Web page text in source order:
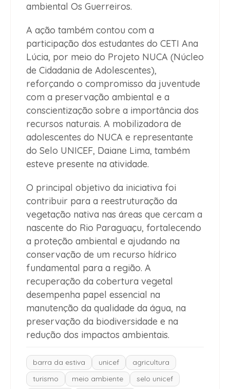
ambiental Os Guerreiros.
A ação também contou com a
participação dos estudantes do CETI Ana
Lúcia, por meio do Projeto NUCA (Núcleo
de Cidadania de Adolescentes),
reforçando o compromisso da juventude
com a preservação ambiental e a
conscientização sobre a importância dos
recursos naturais. A mobilizadora de
adolescentes do NUCA e representante
do Selo UNICEF, Daiane Lima, também
esteve presente na atividade.
O principal objetivo da iniciativa foi
contribuir para a reestruturação da
vegetação nativa nas áreas que cercam a
nascente do Rio Paraguaçu, fortalecendo
a proteção ambiental e ajudando na
conservação de um recurso hídrico
fundamental para a região. A
recuperação da cobertura vegetal
desempenha papel essencial na
manutenção da qualidade da água, na
preservação da biodiversidade e na
redução dos impactos ambientais.
barra da estiva unicef
agricultura
turismo
meio ambiente
selo unicef